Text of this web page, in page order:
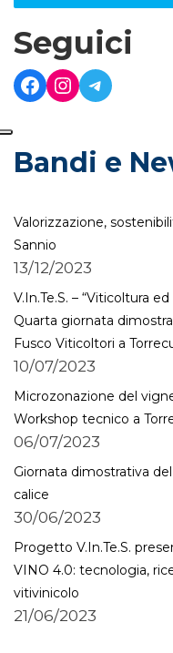
Seguici
Bandi e
Valorizzazione,
Sannio
13/12/2023
V.In.Te.S. – “Viticoltura
Quarta giornata
Fusco Viticoltori a
10/07/2023
Microzonazione del
Workshop tecnico a
06/07/2023
Giornata dimostrativa
calice
30/06/2023
Progetto V.In.Te.S.
VINO 4.0: tecnologia,
vitivinicolo
21/06/2023